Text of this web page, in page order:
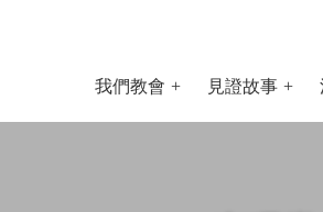
我們教會 見證故事